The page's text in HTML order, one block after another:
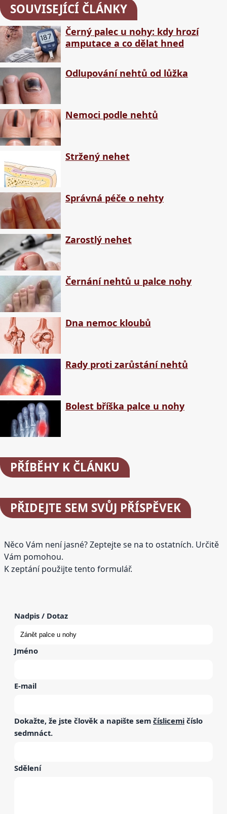
SOUVISEJÍCÍ ČLÁNKY
Černý palec u nohy: kdy hrozí
amputace a co dělat hned
Odlupování nehtů od lůžka
Nemoci podle nehtů
Stržený nehet
Správná péče o nehty
Zarostlý nehet
Černání nehtů u palce nohy
Dna nemoc kloubů
Rady proti zarůstání nehtů
Bolest bříška palce u nohy
PŘÍBĚHY K ČLÁNKU
PŘIDEJTE SEM SVŮJ PŘÍSPĚVEK
Něco Vám není jasné? Zeptejte se na to ostatních. Určitě
Vám pomohou.
K zeptání použijte tento formulář.
Nadpis / Dotaz
Jméno
E-mail
Dokažte, že jste člověk a napište sem číslicemi číslo
sedmnáct.
Sdělení